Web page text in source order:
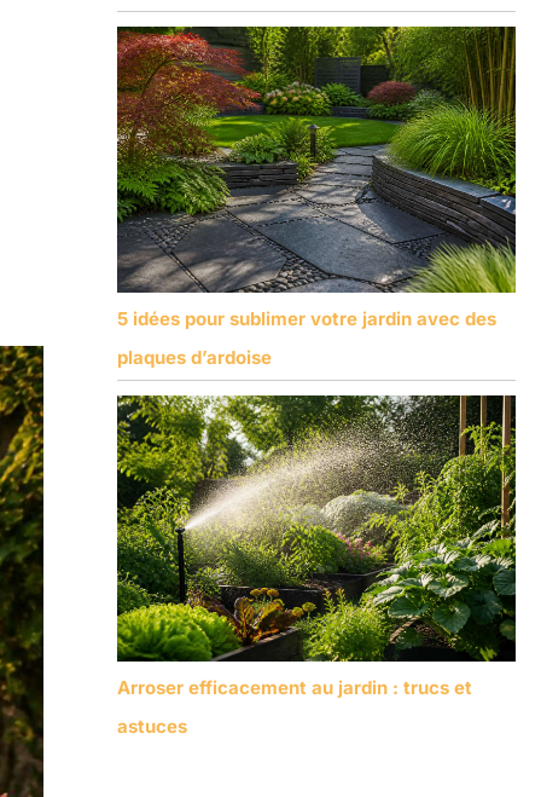
5 idées pour sublimer votre jardin avec des
plaques d’ardoise
Arroser efficacement au jardin : trucs et
astuces